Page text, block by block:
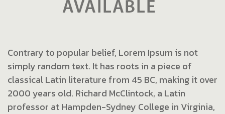
Contrary to popular belief, Lorem Ipsum is not
simply random text. It has roots in a piece of
classical Latin literature from 45 BC, making it over
2000 years old. Richard McClintock, a Latin
professor at Hampden-Sydney College in Virginia,